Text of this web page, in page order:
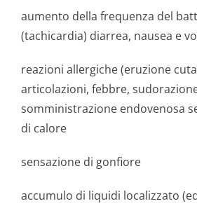
aumento della frequenza del
(tachicardia) diarrea, nausea e
reazioni allergiche (eruzione
articolazioni, febbre,
somministrazione endovenosa
di calore
sensazione di gonfiore
accumulo di liquidi localizzato